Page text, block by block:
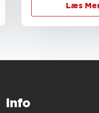
Læs
Info